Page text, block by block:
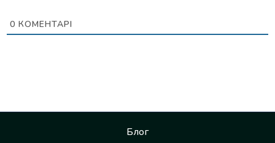
0 КОМЕНТАРІ
Блог